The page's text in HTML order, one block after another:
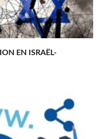
EN ISRAËL-